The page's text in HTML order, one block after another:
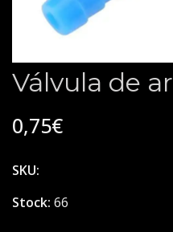
Válvula de ar
0,75€
SKU:
Stock: 66